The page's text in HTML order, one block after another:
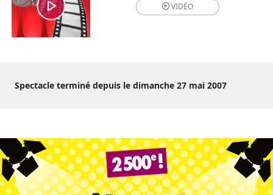
VIDÉO
Spectacle terminé depuis le dimanche 27 mai 2007